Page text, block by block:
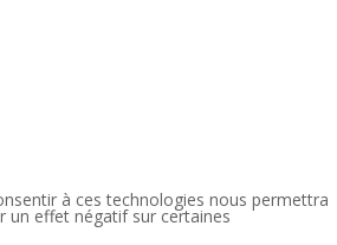
à ces technologies nous permettra
un effet négatif sur certaines